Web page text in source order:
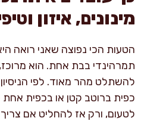
מינונים, איזון
הטעות הכי נפוצה שאני רואה
תמרהינדי בבת אחת. הוא
להשתלט מהר מאוד. לפי
כפית ברוטב קטן או בכפית אחת
לטעום, ורק אז להחליט אם צריך